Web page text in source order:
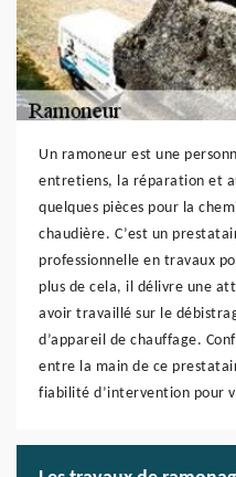
Un ramoneur est une
entretiens, la réparation et
quelques pièces pour la
chaudière. C’est un
professionnelle en travaux
plus de cela, il délivre une
avoir travaillé sur le
d’appareil de chauffage.
entre la main de ce
fiabilité d’intervention pour